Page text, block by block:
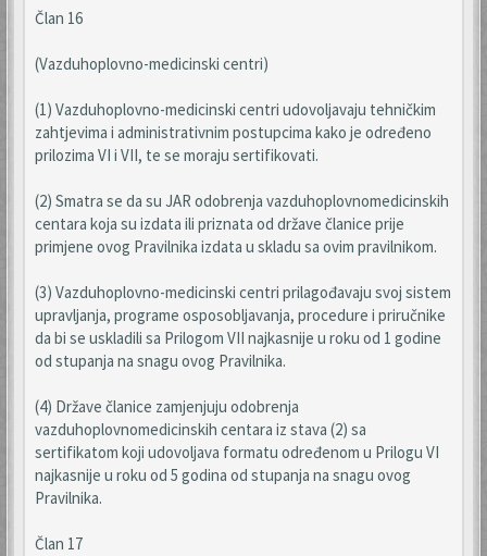
Član 16
(Vazduhoplovno-medicinski centri)
(1) Vazduhoplovno-medicinski centri udovoljavaju tehničkim
zahtjevima i administrativnim postupcima kako je određeno
prilozima VI i VII, te se moraju sertifikovati.
(2) Smatra se da su JAR odobrenja vazduhoplovnomedicinskih
centara koja su izdata ili priznata od države članice prije
primjene ovog Pravilnika izdata u skladu sa ovim pravilnikom.
(3) Vazduhoplovno-medicinski centri prilagođavaju svoj sistem
upravljanja, programe osposobljavanja, procedure i priručnike
da bi se uskladili sa Prilogom VII najkasnije u roku od 1 godine
od stupanja na snagu ovog Pravilnika.
(4) Države članice zamjenjuju odobrenja
vazduhoplovnomedicinskih centara iz stava (2) sa
sertifikatom koji udovoljava formatu određenom u Prilogu VI
najkasnije u roku od 5 godina od stupanja na snagu ovog
Pravilnika.
Član 17